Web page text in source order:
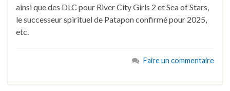
ainsi que des DLC pour River City Girls 2 et Sea of Stars,
le successeur spirituel de Patapon confirmé pour 2025,
etc.
Faire un commentaire